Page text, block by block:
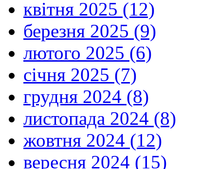
квітня 2025 (12)
березня 2025 (9)
лютого 2025 (6)
січня 2025 (7)
грудня 2024 (8)
листопада 2024 (8)
жовтня 2024 (12)
вересня 2024 (15)